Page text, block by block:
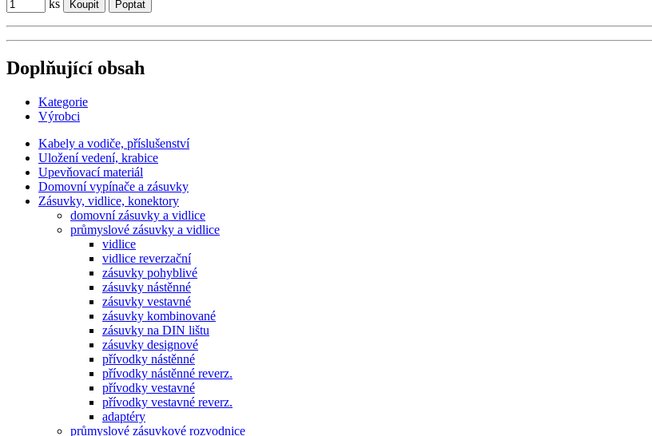
ks
Doplňující obsah
Kategorie
Výrobci
Kabely a vodiče, příslušenství
Uložení vedení, krabice
Upevňovací materiál
Domovní vypínače a zásuvky
Zásuvky, vidlice, konektory
domovní zásuvky a vidlice
průmyslové zásuvky a vidlice
vidlice
vidlice reverzační
zásuvky pohyblivé
zásuvky nástěnné
zásuvky vestavné
zásuvky kombinované
zásuvky na DIN lištu
zásuvky designové
přívodky nástěnné
přívodky nástěnné reverz.
přívodky vestavné
přívodky vestavné reverz.
adaptéry
průmyslové zásuvkové rozvodnice